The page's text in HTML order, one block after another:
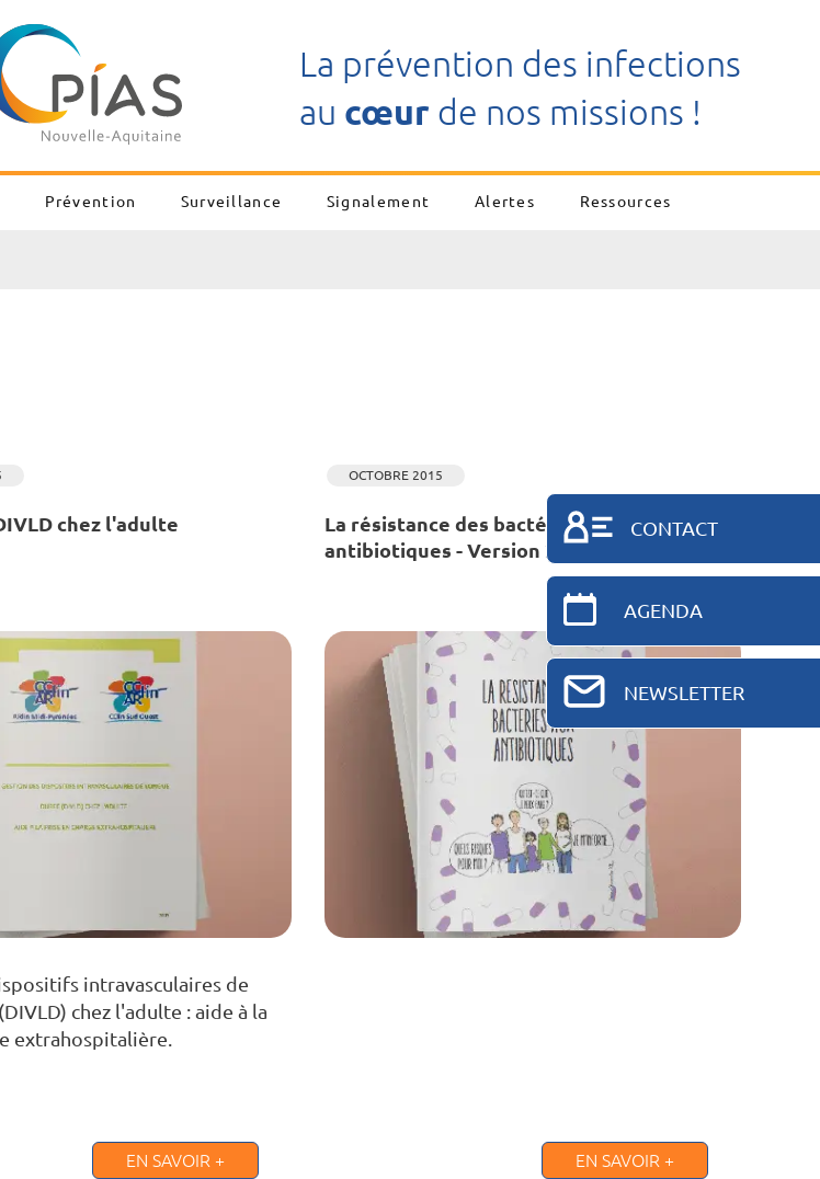
La prévention des infections
au cœur de nos missions !
Prévention Surveillance Signalement Alertes Ressources
CONTACT
AGENDA
NEWSLETTER
chez l'adulte
intravasculaires de
chez l'adulte : aide à la
extrahospitalière.
EN SAVOIR +
OCTOBRE 2015
La résistance des bactéries aux
antibiotiques - Version 2017
EN SAVOIR +